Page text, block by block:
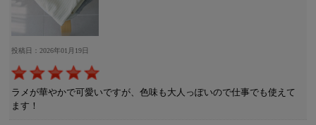
投稿日：2026年01月19日
ラメが華やかで可愛いですが、色味も大人っぽいので仕事でも使えて
ます！